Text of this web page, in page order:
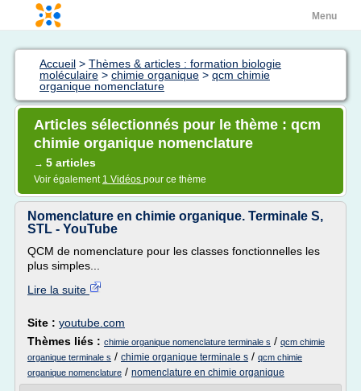
Menu
Accueil > Thèmes & articles : formation biologie
moléculaire > chimie organique > qcm chimie
organique nomenclature
Articles sélectionnés pour le thème : qcm
chimie organique nomenclature
→ 5 articles
Voir également 1 Vidéos pour ce thème
Nomenclature en chimie organique. Terminale S,
STL - YouTube
QCM de nomenclature pour les classes fonctionnelles les
plus simples...
Lire la suite
Site : youtube.com
Thèmes liés : chimie organique nomenclature terminale s / qcm chimie
organique terminale s / chimie organique terminale s / qcm chimie
organique nomenclature / nomenclature en chimie organique